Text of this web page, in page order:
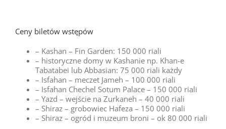
Ceny biletów wstępów
– Kashan – Fin Garden: 150 000 riali
– historyczne domy w Kashanie np. Khan-e
Tabatabei lub Abbasian: 75 000 riali każdy
– Isfahan – meczet Jameh – 100 000 riali
– Isfahan Chechel Sotum Palace – 150 000 riali
– Yazd – wejście na Zurkaneh – 40 000 riali
– Shiraz – grobowiec Hafeza – 150 000 riali
– Shiraz – ogród i muzeum broni – ok 80 000 riali